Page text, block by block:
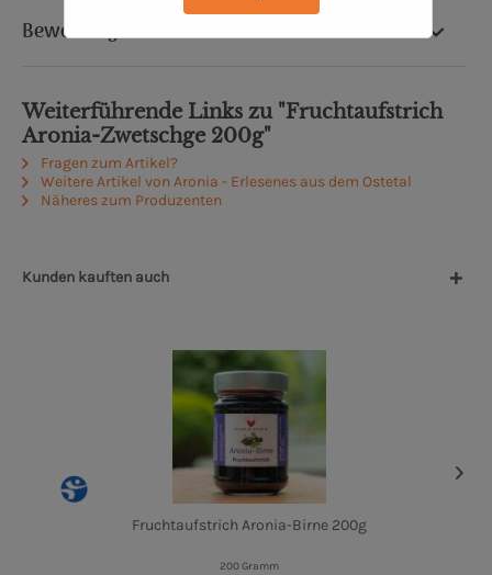
Bewertung
Weiterführende Links zu "Fruchtaufstrich
Aronia-Zwetschge 200g"
Fragen zum Artikel?
Weitere Artikel von Aronia - Erlesenes aus dem Ostetal
Näheres zum Produzenten
Kunden kauften auch
Fruchtaufstrich Aronia-Birne 200g
200 Gramm